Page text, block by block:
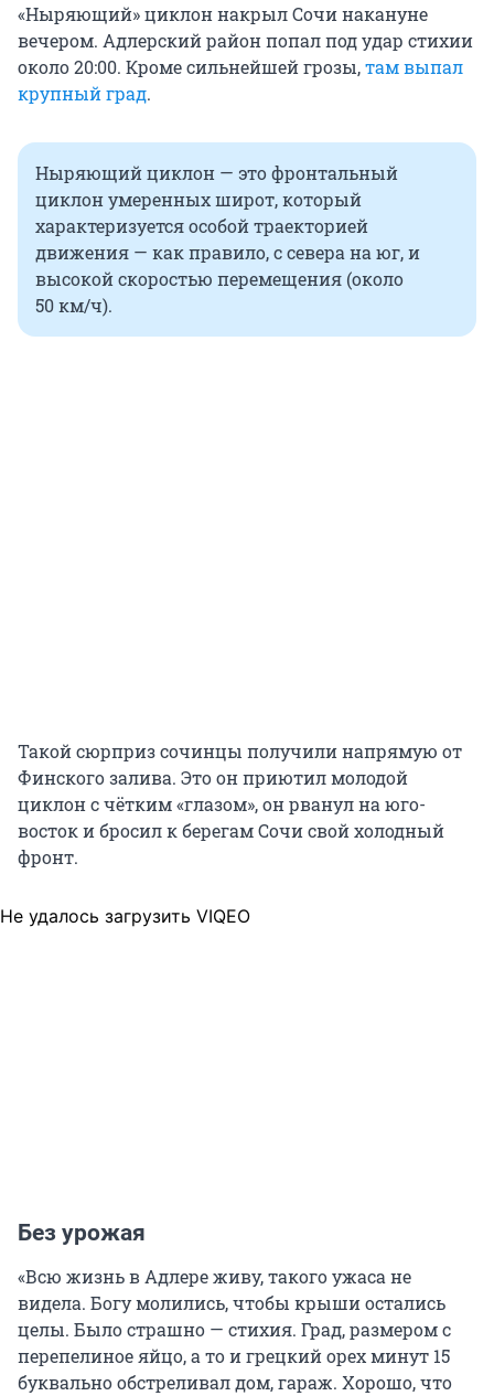
«Ныряющий» циклон накрыл Сочи накануне
вечером. Адлерский район попал под удар стихии
около 20:00. Кроме сильнейшей грозы,там выпал
крупный град.
Ныряющий циклон — это фронтальный
циклон умеренных широт, который
характеризуется особой траекторией
движения — как правило, с севера на юг, и
высокой скоростью перемещения (около
50 км/ч).
Такой сюрприз сочинцы получили напрямую от
Финского залива. Это он приютил молодой
циклон с чётким «глазом», он рванул на юго-
восток и бросил к берегам Сочи свой холодный
фронт.
Не удалось загрузить VIQEO
Без урожая
«Всю жизнь в Адлере живу, такого ужаса не
видела. Богу молились, чтобы крыши остались
целы. Было страшно — стихия. Град, размером с
перепелиное яйцо, а то и грецкий орех минут 15
буквально обстреливал дом, гараж. Хорошо, что